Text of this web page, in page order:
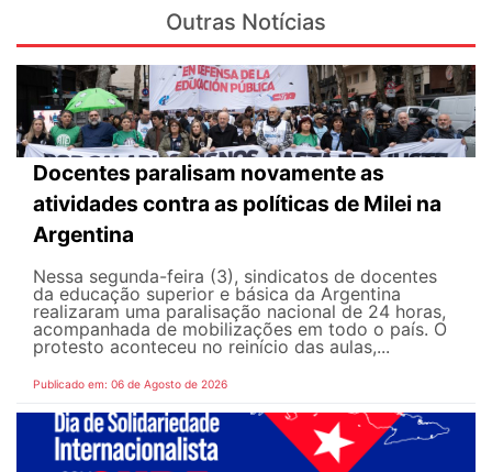
Outras Notícias
Docentes paralisam novamente as
atividades contra as políticas de Milei na
Argentina
Nessa segunda-feira (3), sindicatos de docentes
da educação superior e básica da Argentina
realizaram uma paralisação nacional de 24 horas,
acompanhada de mobilizações em todo o país. O
protesto aconteceu no reinício das aulas,...
Publicado em: 06 de Agosto de 2026